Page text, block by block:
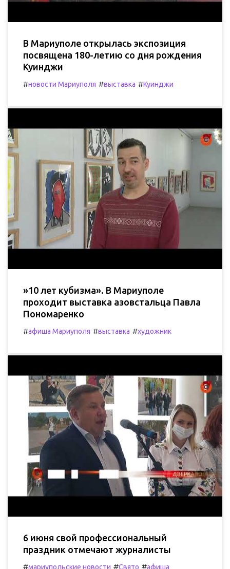
В Мариуполе открылась экспозиция
посвящена 180-летию со дня рождения
Куинджи
#новости Мариуполя #выставка #Куинджи
»10 лет кубизма». В Мариуполе
проходит выставка азовстальца Павла
Пономаренко
#афиша Мариуполя #выставка #художник
6 июня свой профессиональный
праздник отмечают журналисты
#мариупольские новости #Свято #афиша